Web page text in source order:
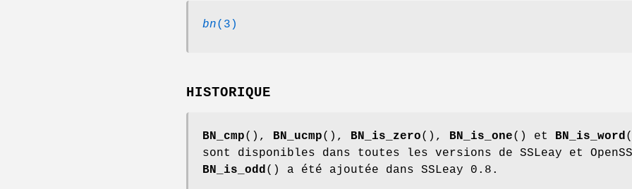
bn(3)
HISTORIQUE
BN_cmp(), BN_ucmp(), BN_is_zero(), BN_is_one() et BN_is_word
sont disponibles dans toutes les versions de SSLeay et
BN_is_odd() a été ajoutée dans SSLeay 0.8.